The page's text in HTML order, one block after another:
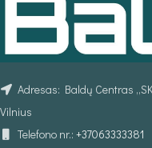
Adresas: Baldų Centras
Vilnius
Telefono nr.: +37063333381